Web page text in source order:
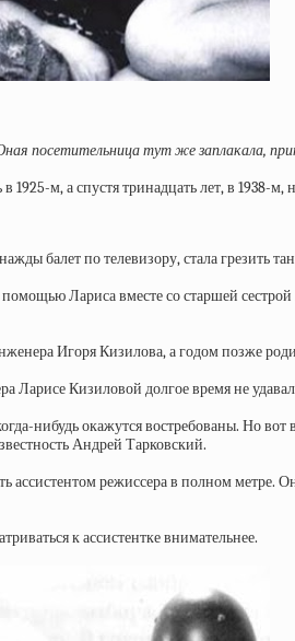
посетительница тут же заплакала,
м, а спустя тринадцать лет, в 1938-
балет по телевизору, стала грезить
Лариса вместе со старшей
Игоря Кизилова, а годом позже
Ларисе Кизиловой долгое время не
нибудь окажутся востребованы. Но
Андрей Тарковский.
режиссера в полном метре.
к ассистентке внимательнее.